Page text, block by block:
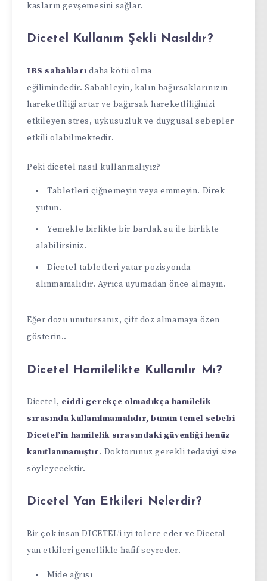
kasların gevşemesini sağlar.
Dicetel Kullanım Şekli Nasıldır?
IBS sabahları daha kötü olma
eğilimindedir. Sabahleyin, kalın bağırsaklarınızın
hareketliliği artar ve bağırsak hareketliliğinizi
etkileyen stres, uykusuzluk ve duygusal sebepler
etkili olabilmektedir.
Peki dicetel nasıl kullanmalıyız?
Tabletleri çiğnemeyin veya emmeyin. Direk
yutun.
Yemekle birlikte bir bardak su ile birlikte
alabilirsiniz.
Dicetel tabletleri yatar pozisyonda
alınmamalıdır. Ayrıca uyumadan önce almayın.
Eğer dozu unutursanız, çift doz almamaya özen
gösterin..
Dicetel Hamilelikte Kullanılır Mı?
Dicetel, ciddi gerekçe olmadıkça hamilelik
sırasında kullanılmamalıdır, bunun temel sebebi
Dicetel’in hamilelik sırasındaki güvenliği henüz
kanıtlanmamıştır. Doktorunuz gerekli tedaviyi size
söyleyecektir.
Dicetel Yan Etkileri Nelerdir?
Bir çok insan DICETEL’i iyi tolere eder ve Dicetal
yan etkileri genellikle hafif seyreder.
Mide ağrısı